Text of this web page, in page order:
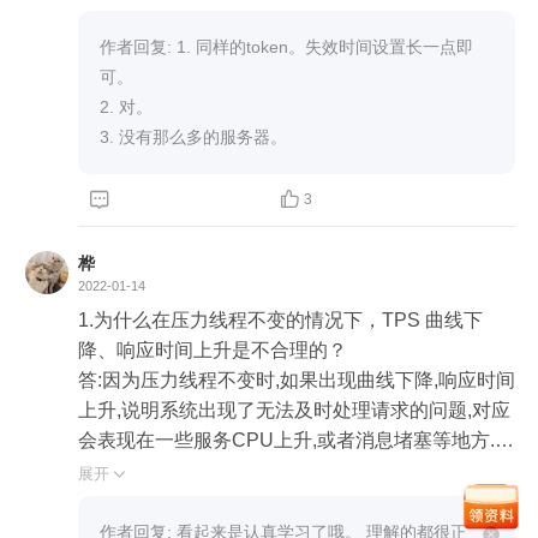
就是全局监控的结果吧
3、文中：”我们在前面提到，在拆分响应时间的过
服务又是当前这个场景中最需要资源的应用，那我
worker？这些是不是物理机资源不足造成的？为什
么不能一个服务就在一个worker上？
谢谢老师
作者回复: 1. 同样的token。失效时间设置长一点即
可。
2. 对。
3. 没有那么多的服务器。
  3
桦
2022-01-14
1.为什么在压力线程不变的情况下，TPS 曲线下
降、响应时间上升是不合理的？
答:因为压力线程不变时,如果出现曲线下降,响应时间
上升,说明系统出现了无法及时处理请求的问题,对应
会表现在一些服务CPU上升,或者消息堵塞等地方.
2.当资源使用过于集中的时候，如何定位 Pod 相互
之间的影响？你有没有和这节课讲的不一样的招？
答:a.将服务分别移出 b.分别针对不同的服务进行压
展开 
作者回复: 看起来是认真学习了哦。 理解的都很正